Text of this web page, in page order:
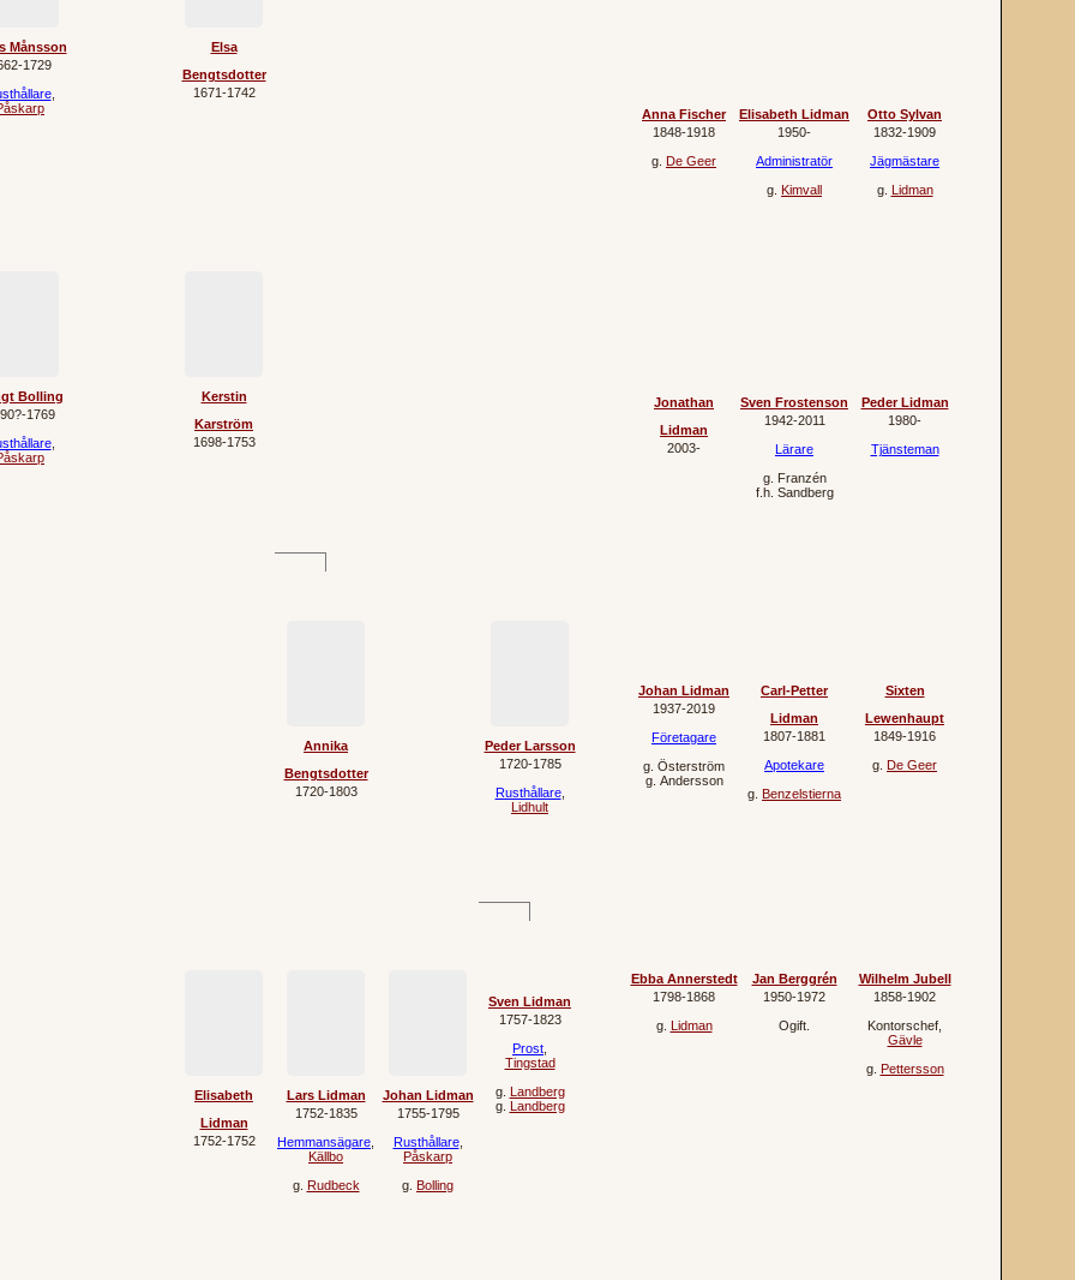
Månsson
,
Elsa
Bengtsdotter
1671‐1742
Bolling
,
Kerstin
Karström
1698‐1753
Annika
Bengtsdotter
1720‐1803
Peder Larsson
1720‐1785
Rusthållare,
Lidhult
Elisabeth
Lidman
1752‐1752
Lars Lidman
1752‐1835
Hemmansägare
Källbo
g. Rudbeck
Johan Lidman
1755‐1795
Rusthållare,
Påskarp
g. Bolling
Sven Lidman
1757‐1823
Prost
Tingstad
g. Landberg
g. Landberg
Anna Fischer
1848‐1918
g. De Geer
Elisabeth Lidman
1950‐
Administratör
g. Kimvall
Otto Sylvan
1832‐1909
Jägmästare
g. Lidman
Jonathan
Lidman
2003‐
Sven Frostenson
1942‐2011
Lärare
g. Franzén
f.h. Sandberg
Peder Lidman
1980‐
Tjänsteman
Johan Lidman
1937‐2019
Företagare
g. Österström
g. Andersson
Carl-Petter
Lidman
1807‐1881
Apotekare
g. Benzelstierna
Sixten
Lewenhaupt
1849‐1916
g. De Geer
Ebba Annerstedt
1798‐1868
g. Lidman
Jan Berggrén
1950‐1972
Ogift.
Wilhelm Jubell
1858‐1902
Kontorschef
Gävle
g. Pettersson